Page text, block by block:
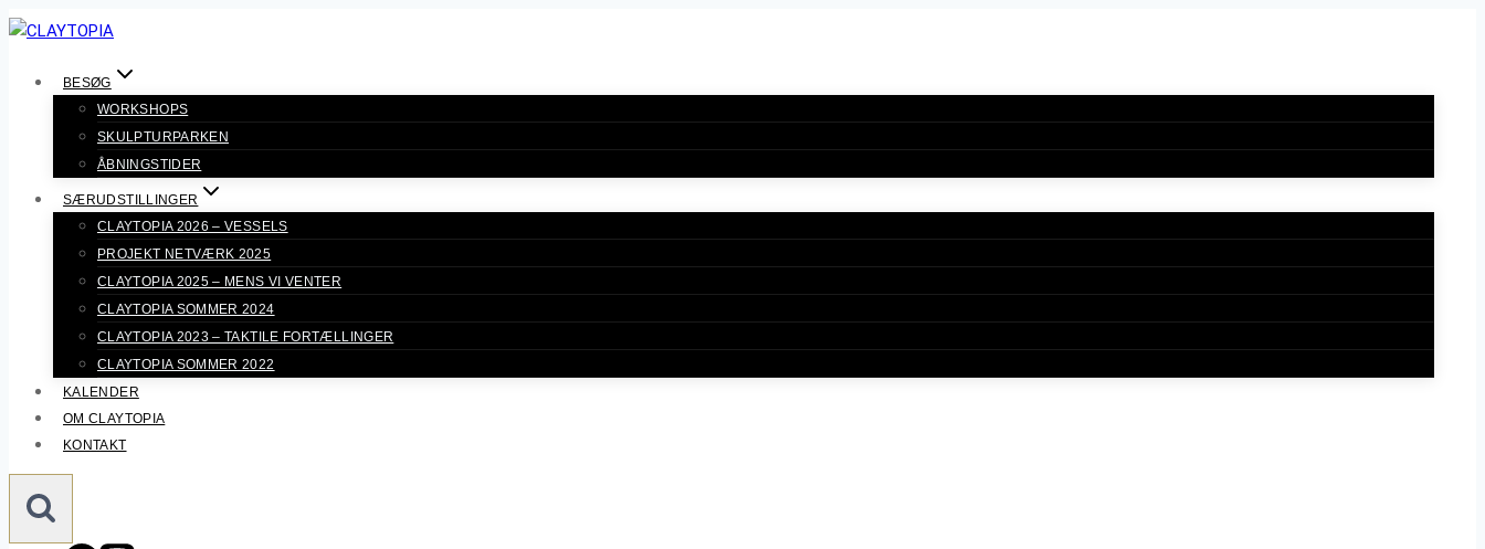
Fortsæt
BESØG
WORKSHOPS
SKULPTURPARKEN
ÅBNINGSTIDER
SÆRUDSTILLINGER
CLAYTOPIA 2026 – VESSELS
PROJEKT NETVÆRK 2025
CLAYTOPIA 2025 – MENS VI VENTER
CLAYTOPIA SOMMER 2024
CLAYTOPIA 2023 – TAKTILE FORTÆLLINGER
CLAYTOPIA SOMMER 2022
KALENDER
OM CLAYTOPIA
KONTAKT